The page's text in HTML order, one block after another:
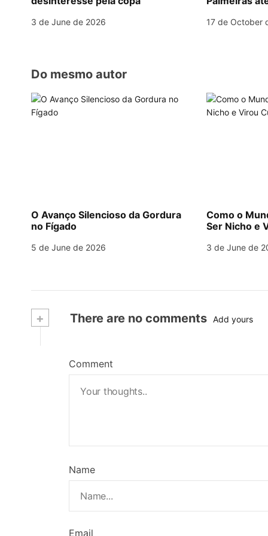
a
t
o
n
3 de June de 2026 17 de October
Do mesmo autor
O Avanço Silencioso da Gordura
no Fígado
5 de June de 2026
Como o
Ser Nicho e
3 de June de
+ There are no comments Add yours
Comment
Name
Email